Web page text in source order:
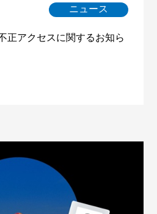
ニュース
正アクセスに関するお知ら